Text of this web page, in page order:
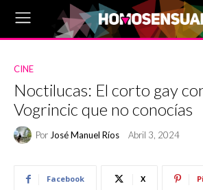
CINE
Noctilucas: El corto gay
Vogrincic que no conocías
Por José Manuel Ríos Abril 3, 2024
Facebook X